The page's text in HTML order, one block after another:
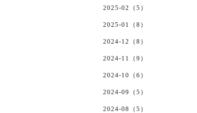
2025-02（5）
2025-01（8）
2024-12（8）
2024-11（9）
2024-10（6）
2024-09（5）
2024-08（5）